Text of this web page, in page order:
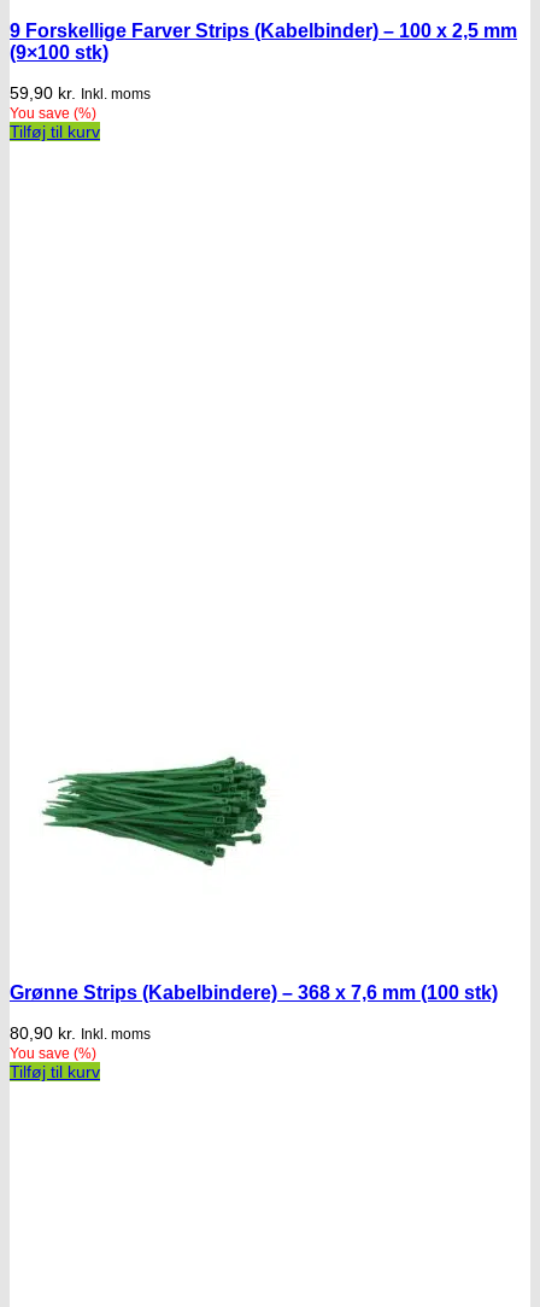
9 Forskellige Farver Strips (Kabelbinder) – 100 x 2,5 mm
(9×100 stk)
59,90 kr. Inkl. moms
You save (%)
Tilføj til kurv
Grønne Strips (Kabelbindere) – 368 x 7,6 mm (100 stk)
80,90 kr. Inkl. moms
You save (%)
Tilføj til kurv